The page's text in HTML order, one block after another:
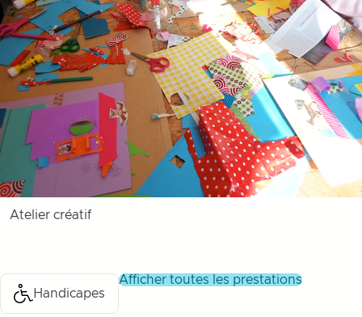
Atelier créatif
Handicapes
afficher toutes les prestations